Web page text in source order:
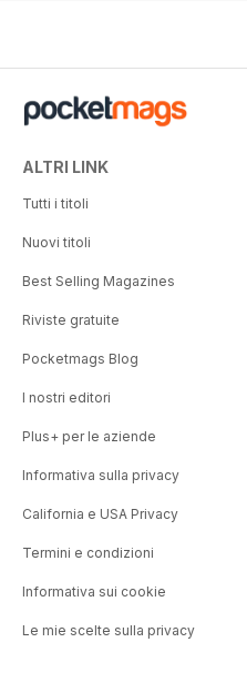
ALTRI LINK
Tutti i titoli
Nuovi titoli
Best Selling Magazines
Riviste gratuite
Pocketmags Blog
I nostri editori
Plus+ per le aziende
Informativa sulla privacy
California e USA Privacy
Termini e condizioni
Informativa sui cookie
Le mie scelte sulla privacy